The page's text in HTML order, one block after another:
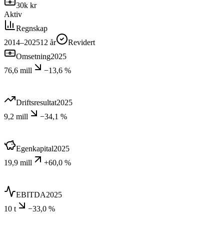
30k kr
Aktiv
Regnskap
2014–202512 år
Revidert
Omsetning2025
76,6 mill
−13,6 %
Driftsresultat2025
9,2 mill
−34,1 %
Egenkapital2025
19,9 mill
+60,0 %
EBITDA2025
10 t
−33,0 %